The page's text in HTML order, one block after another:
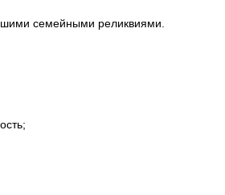
семейными реликвиями.